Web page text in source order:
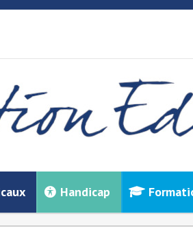
Handicap